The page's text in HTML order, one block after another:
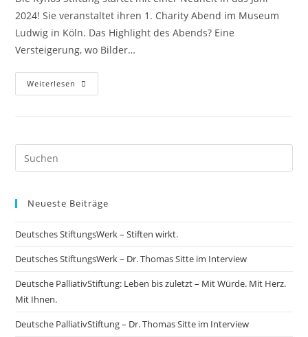
2024! Sie veranstaltet ihren 1. Charity Abend im Museum
Ludwig in Köln. Das Highlight des Abends? Eine
Versteigerung, wo Bilder…
Weiterlesen
Neueste Beiträge
Deutsches StiftungsWerk – Stiften wirkt.
Deutsches StiftungsWerk – Dr. Thomas Sitte im Interview
Deutsche PalliativStiftung: Leben bis zuletzt – Mit Würde. Mit Herz.
Mit Ihnen.
Deutsche PalliativStiftung – Dr. Thomas Sitte im Interview